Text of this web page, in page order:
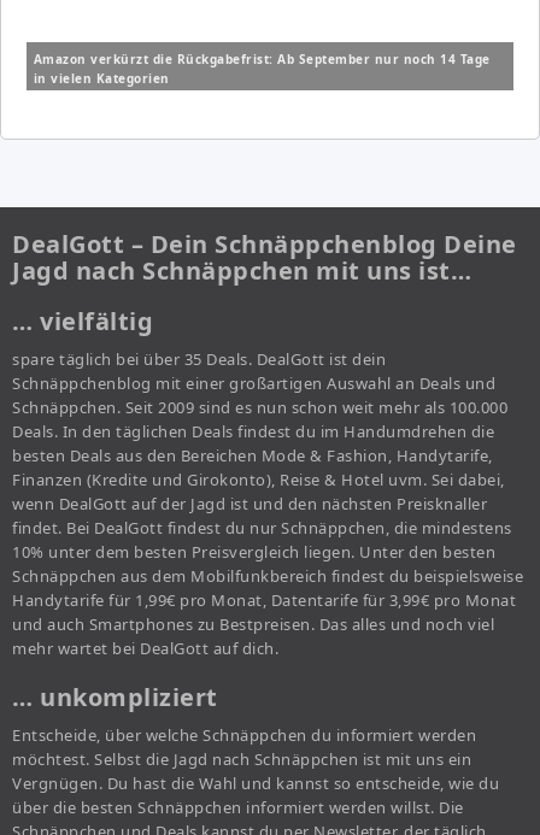
Amazon verkürzt die Rückgabefrist: Ab September nur noch 14 Tage
in vielen Kategorien
DealGott – Dein Schnäppchenblog Deine
Jagd nach Schnäppchen mit uns ist…
… vielfältig
spare täglich bei über 35 Deals. DealGott ist dein
Schnäppchenblog mit einer großartigen Auswahl an Deals und
Schnäppchen. Seit 2009 sind es nun schon weit mehr als 100.000
Deals. In den täglichen Deals findest du im Handumdrehen die
besten Deals aus den Bereichen Mode & Fashion, Handytarife,
Finanzen (Kredite und Girokonto), Reise & Hotel uvm. Sei dabei,
wenn DealGott auf der Jagd ist und den nächsten Preisknaller
findet. Bei DealGott findest du nur Schnäppchen, die mindestens
10% unter dem besten Preisvergleich liegen. Unter den besten
Schnäppchen aus dem Mobilfunkbereich findest du beispielsweise
Handytarife für 1,99€ pro Monat, Datentarife für 3,99€ pro Monat
und auch Smartphones zu Bestpreisen. Das alles und noch viel
mehr wartet bei DealGott auf dich.
… unkompliziert
Entscheide, über welche Schnäppchen du informiert werden
möchtest. Selbst die Jagd nach Schnäppchen ist mit uns ein
Vergnügen. Du hast die Wahl und kannst so entscheide, wie du
über die besten Schnäppchen informiert werden willst. Die